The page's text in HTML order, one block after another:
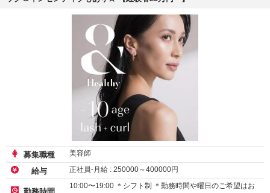
募集職種 美容師
給与 正社員-月給 : 250000～400000円
10:00〜19:00 ＊シフト制 ＊勤務時間や曜日のご希望はお